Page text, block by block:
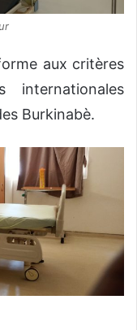
aux critères
internationales
Burkinabè.